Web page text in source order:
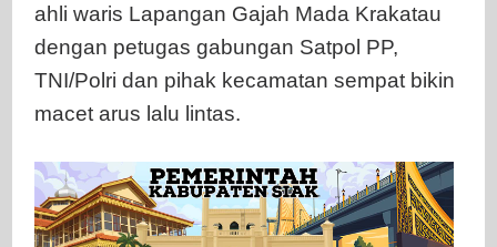
ahli waris Lapangan Gajah Mada Krakatau
dengan petugas gabungan Satpol PP,
TNI/Polri dan pihak kecamatan sempat bikin
macet arus lalu lintas.